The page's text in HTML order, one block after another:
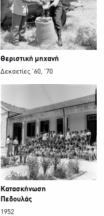
Θεριστική μηχανή
Δεκαετίες ’60, ΄70
Κατασκήνωση
Πεδουλάς
1952